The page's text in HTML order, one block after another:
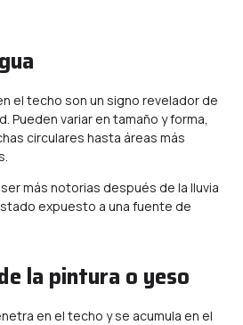
el techo son un signo revelador de
Pueden variar en tamaño y forma,
circulares hasta áreas más
más notorias después de la lluvia
expuesto a una fuente de
la pintura o yeso
en el techo y se acumula en el